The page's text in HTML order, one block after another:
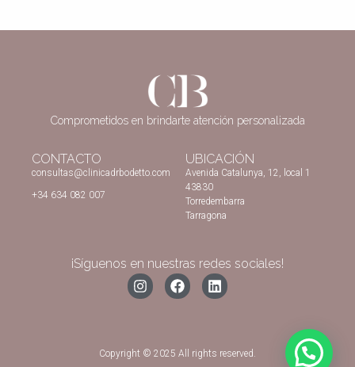
Comprometidos en brindarte atención personalizada
CONTACTO
consultas@clinicadrbodetto.com
+34 634 082 007
UBICACIÓN
Avenida Catalunya, 12, local 1
43830
Torredembarra
Tarragona
¡Síguenos en nuestras redes sociales!
Copyright © 2025 All rights reserved.